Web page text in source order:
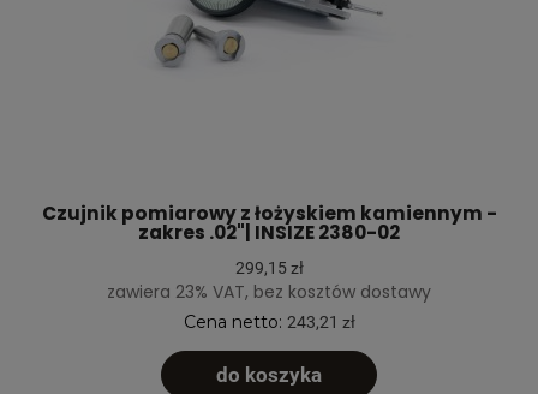
Czujnik pomiarowy z łożyskiem kamiennym -
zakres .02"| INSIZE 2380-02
299,15 zł
zawiera 23% VAT, bez kosztów dostawy
Cena netto: 243,21 zł
do koszyka